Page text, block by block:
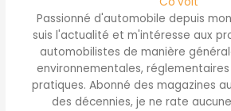
Passionné d'automobile depuis
suis l'actualité et m'intéresse aux
automobilistes de manière
environnementales,
pratiques. Abonné des magazines
des décennies, je ne rate